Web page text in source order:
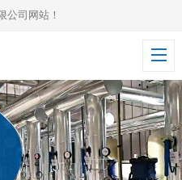
公司网站！